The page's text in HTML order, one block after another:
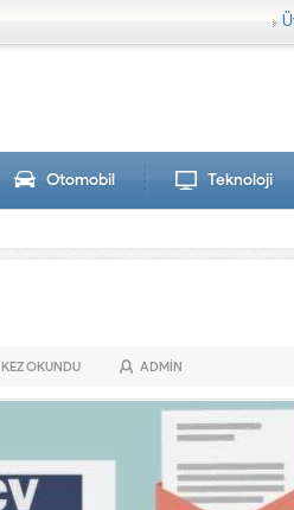
Otomobil Teknoloji
KEZ OKUNDU ADMIN
Sırtlanlar hamile zebraya